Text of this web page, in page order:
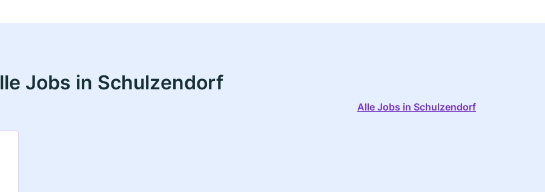
Jobs in Schulzendorf
Alle Jobs in Schulzendorf